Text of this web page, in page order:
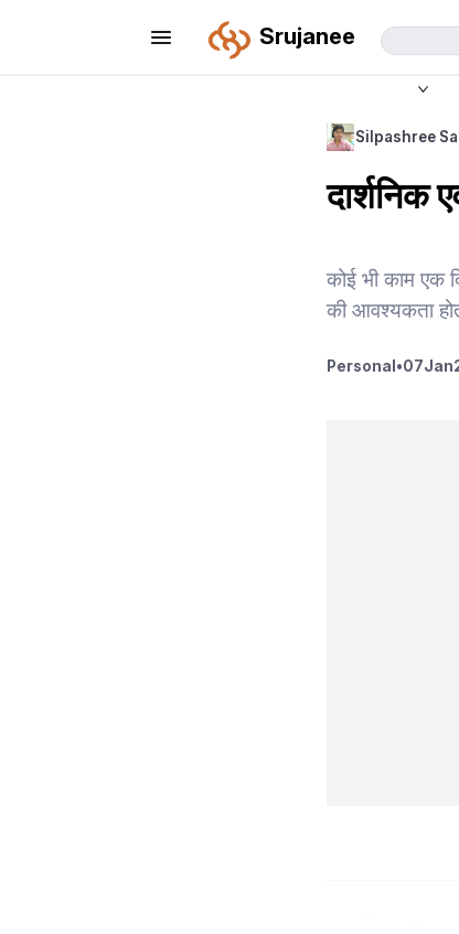
Srujanee
Silpashree
दार्शनिक
कोई भी काम एक
की आवश्यकता
Personal •07Jan